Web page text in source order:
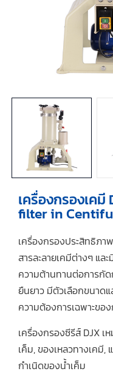
เครื่องกรองเค
filter in
เครื่องกรองประสิทธิภา
สารละลายเคมีต่างๆ แ
ความต้านทานต่อการกั
ยืนยาว มีตัวเลือกขนาด
ความต้องการเฉพาะขอ
เครื่องกรองซีรีส์ DJX เ
เค็ม, ของเหลวทางเคมี
กำเนิดของน้ำเค็ม